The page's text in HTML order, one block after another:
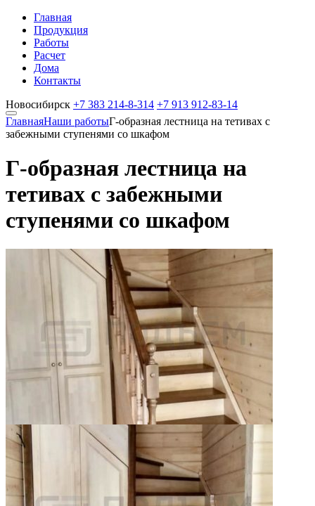
Главная
Продукция
Работы
Расчет
Дома
Контакты
Новосибирск +7 383 214-8-314 +7 913 912-83-14
ГлавнаяНаши работыГ-образная лестница на тетивах с
забежными ступенями со шкафом
Г-образная лестница на
тетивах с забежными
ступенями со шкафом